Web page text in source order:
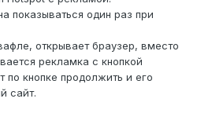
показываться один раз при
открывает браузер, вместо
рекламка с кнопкой
кнопке продолжить и его
сайт.